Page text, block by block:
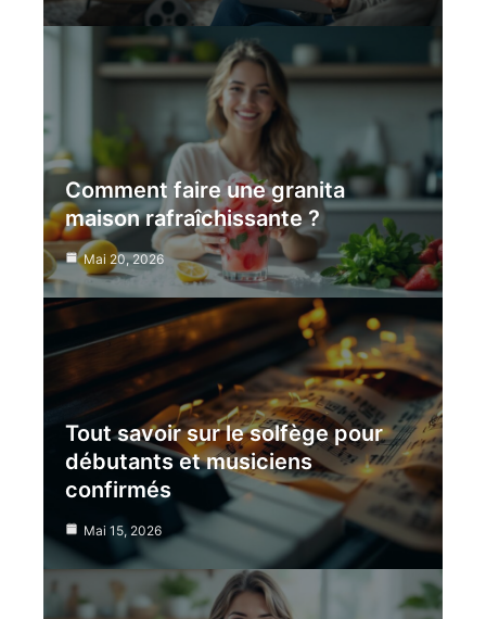
Comment faire une granita
maison rafraîchissante ?
Mai 20, 2026
Tout savoir sur le solfège pour
débutants et musiciens
confirmés
Mai 15, 2026